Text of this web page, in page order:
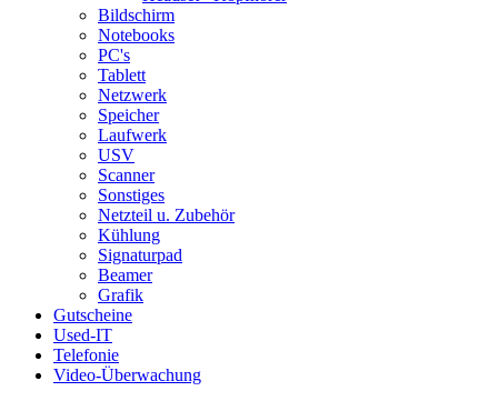
Bildschirm
Notebooks
PC's
Tablett
Netzwerk
Speicher
Laufwerk
USV
Scanner
Sonstiges
Netzteil u. Zubehör
Kühlung
Signaturpad
Beamer
Grafik
Gutscheine
Used-IT
Telefonie
Video-Überwachung